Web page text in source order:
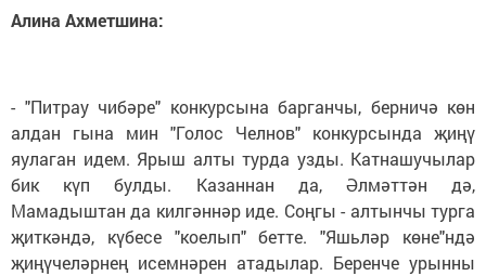
Алина Ахметшина:
- "Питрау чибәре" конкурсына барганчы, берничә көн
алдан гына мин "Голос Челнов" конкурсында җиңү
яулаган идем. Ярыш алты турда узды. Катнашучылар
бик күп булды. Казаннан да, Әлмәттән дә,
Мамадыштан да килгәннәр иде. Соңгы - алтынчы турга
җиткәндә, күбесе "коелып" бетте. "Яшьләр көне"ндә
җиңүчеләрнең исемнәрен атадылар. Беренче урынны